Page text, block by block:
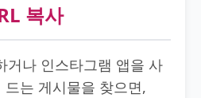
복사
거나 인스타그램 앱을 사
는 게시물을 찾으면,